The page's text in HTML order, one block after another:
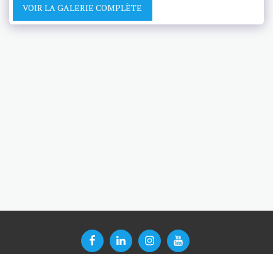
VOIR LA GALERIE COMPLÈTE